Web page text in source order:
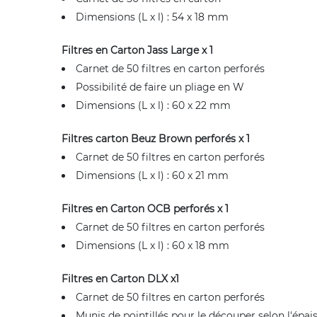
Dimensions (L x l) : 54 x 18 mm
Filtres en Carton Jass Large x 1
Carnet de 50 filtres en carton perforés
Possibilité de faire un pliage en W
Dimensions (L x l) : 60 x 22 mm
Filtres carton Beuz Brown perforés x 1
Carnet de 50 filtres en carton perforés
Dimensions (L x l) : 60 x 21 mm
Filtres en Carton OCB perforés x 1
Carnet de 50 filtres en carton perforés
Dimensions (L x l) : 60 x 18 mm
Filtres en Carton DLX x1
Carnet de 50 filtres en carton perforés